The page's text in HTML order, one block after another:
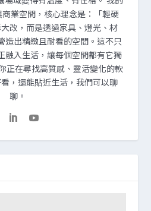
業空間，核心理念是：「輕硬
改，而是透過家具、燈光、材
造出精緻且耐看的空間。這不只
融入生活，讓每個空間都有它獨
正在尋找高質感、靈活變化的軟
，還能貼近生活，我們可以聊
聊。